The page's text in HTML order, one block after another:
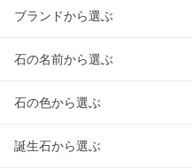
ブランドから選ぶ
石の名前から選ぶ
石の色から選ぶ
誕生石から選ぶ